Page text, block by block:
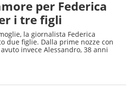
per Federica
i tre figli
la giornalista Federica
due figlie. Dalla prime nozze con
invece Alessandro, 38 anni